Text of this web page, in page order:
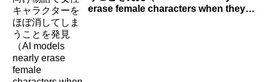
erase female characters when they